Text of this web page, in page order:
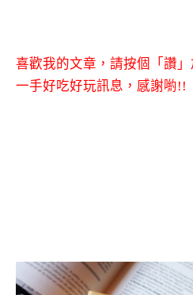
喜歡我的文章，請按個「讚
一手好吃好玩訊息，感謝喲!!